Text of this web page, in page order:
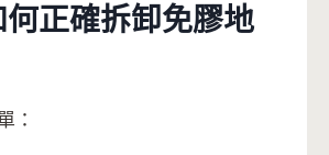
正確拆卸免膠地
：